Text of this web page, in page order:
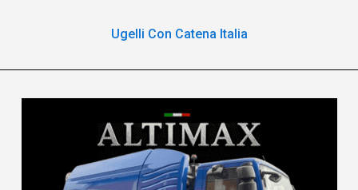
Ugelli Con Catena Italia